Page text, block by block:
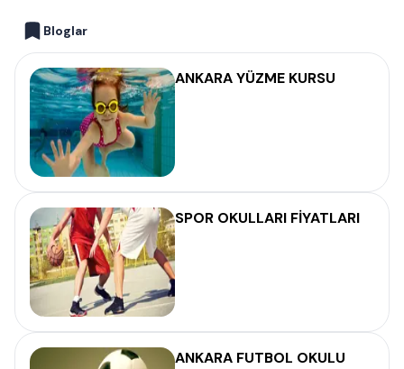
Bloglar
ANKARA YÜZME KURSU
SPOR OKULLARI FİYATLARI
ANKARA FUTBOL OKULU